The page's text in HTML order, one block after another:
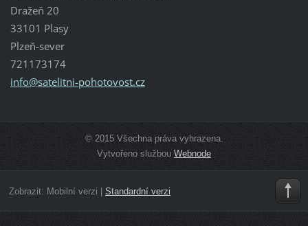
Dražeň 20
33101 Plasy
Plzeň-sever
721173174
info@satelitni-pohotovost.cz
© 2015 Všechna práva vyhrazena.
Vytvořeno službouWebnode
Zobrazit: Mobilní verzi Standardní verzi